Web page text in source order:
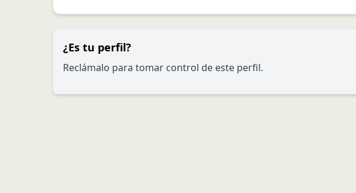
¿Es tu perfil?
Reclámalo para tomar control de este perfil.